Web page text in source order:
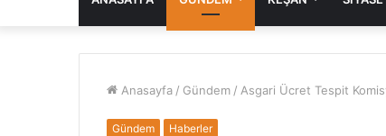
Anasayfa / Gündem / Asgari Ücret Tespit
Gündem Haberler